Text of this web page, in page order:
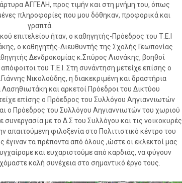
ΑΓΓΕΛΗ, προς τιμήν και στη μνήμη του, όπως
πληροφορίες που μου δόθηκαν, προφορικά και
γραπτά.
επιτελείου ήταν, ο καθηγητής-Πρόεδρος του Τ.Ε.Ι
ο καθηγητής-Διευθυντής της Σχολής Γεωπονίας
Δενδροκομίας κ.Σπύρος Λιονάκης, βοηθοί
του Τ.Ε.Ι. Στη συνάντηση μετείχε επίσης ο
Νικολούδης, η διακεκριμένη και δραστήρια
και αρκετοί Πρόεδροι του Δικτύου
επίσης ο Πρόεδρος του Συλλόγου Αηγιαννιωτών
ο Πρόεδρος του Συλλόγου Αηγιαννιωτών του χωριού
με το Δ.Σ του Συλλόγου και τις νοικοκυρές
απαιτούμενη φιλοξενία στο Πολιτιστικό κέντρο του
τα πρέποντα από όλους ,ώστε οι εκλεκτοί μας
και ευχαριστούμε από καρδιάς, να φύγουν
καλή συνέχεια στο σημαντικό έργο τους.